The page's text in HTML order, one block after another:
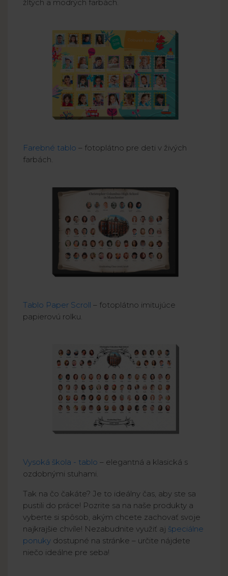
žltých a modrých farbách.
Farebné tablo – fotoplátno pre deti v živých
farbách.
Tablo Paper Scroll – fotoplátno imitujúce
papierovú rolku.
Vysoká škola - tablo – elegantná a klasická s
ozdobnými stuhami.
Tak na čo čakáte? Je to ideálny čas, aby ste sa
pustili do práce! Pozrite sa na naše produkty a
vyberte si spôsob, akým chcete zachovať svoje
najkrajšie chvíle! Nezabudnite využiť aj špeciálne
ponuky dostupné na stránke – určite nájdete
niečo ideálne pre seba!